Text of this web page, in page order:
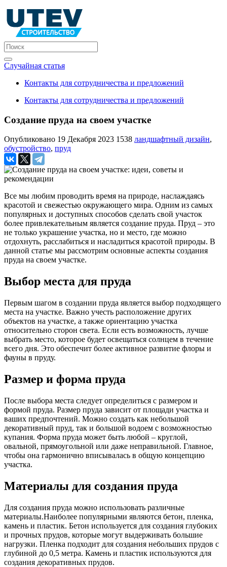
Случайная статья
Контакты для сотрудничества и предложений
Контакты для сотрудничества и предложений
Создание пруда на своем участке
Опубликовано 19 Декабря 2023 1538 ландшафтный дизайн,
обустройство, пруд
Все мы любим проводить время на природе, наслаждаясь
красотой и свежестью окружающего мира. Одним из самых
популярных и доступных способов сделать свой участок
более привлекательным является создание пруда. Пруд – это
не только украшение участка, но и место, где можно
отдохнуть, расслабиться и насладиться красотой природы. В
данной статье мы рассмотрим основные аспекты создания
пруда на своем участке.
Выбор места для пруда
Первым шагом в создании пруда является выбор подходящего
места на участке. Важно учесть расположение других
объектов на участке, а также ориентацию участка
относительно сторон света. Если есть возможность, лучше
выбрать место, которое будет освещаться солнцем в течение
всего дня. Это обеспечит более активное развитие флоры и
фауны в пруду.
Размер и форма пруда
После выбора места следует определиться с размером и
формой пруда. Размер пруда зависит от площади участка и
ваших предпочтений. Можно создать как небольшой
декоративный пруд, так и большой водоем с возможностью
купания. Форма пруда может быть любой – круглой,
овальной, прямоугольной или даже неправильной. Главное,
чтобы она гармонично вписывалась в общую концепцию
участка.
Материалы для создания пруда
Для создания пруда можно использовать различные
материалы.Наиболее популярными являются бетон, пленка,
камень и пластик. Бетон используется для создания глубоких
и прочных прудов, которые могут выдерживать большие
нагрузки. Пленка подходит для создания небольших прудов с
глубиной до 0,5 метра. Камень и пластик используются для
создания декоративных прудов.